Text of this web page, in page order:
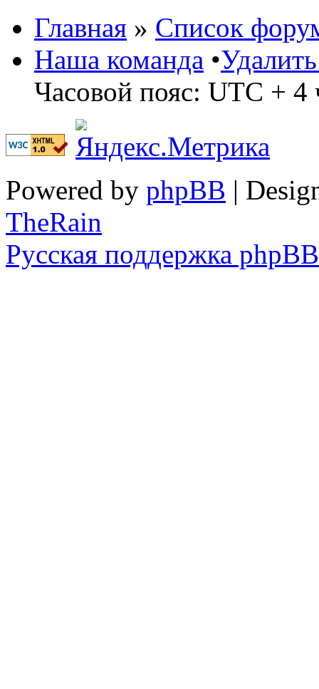
Главная » Список
Наша команда •
Часовой пояс: UTC + 4
Powered by phpBB |
TheRain
Русская поддержка phpBB